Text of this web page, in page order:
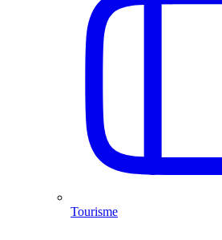
Tourisme